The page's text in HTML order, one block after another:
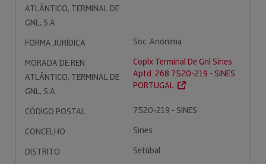
ATLÂNTICO, TERMINAL DE
GNL, S.A
FORMA JURÍDICA
Soc. Anónima
MORADA DE REN
ATLÂNTICO, TERMINAL DE
GNL, S.A
Coplx Terminal De Gnl Sines
Aptd. 268 7520-219 - SINES.
PORTUGAL.
CÓDIGO POSTAL
7520-219 - SINES
CONCELHO
Sines
DISTRITO
Setúbal